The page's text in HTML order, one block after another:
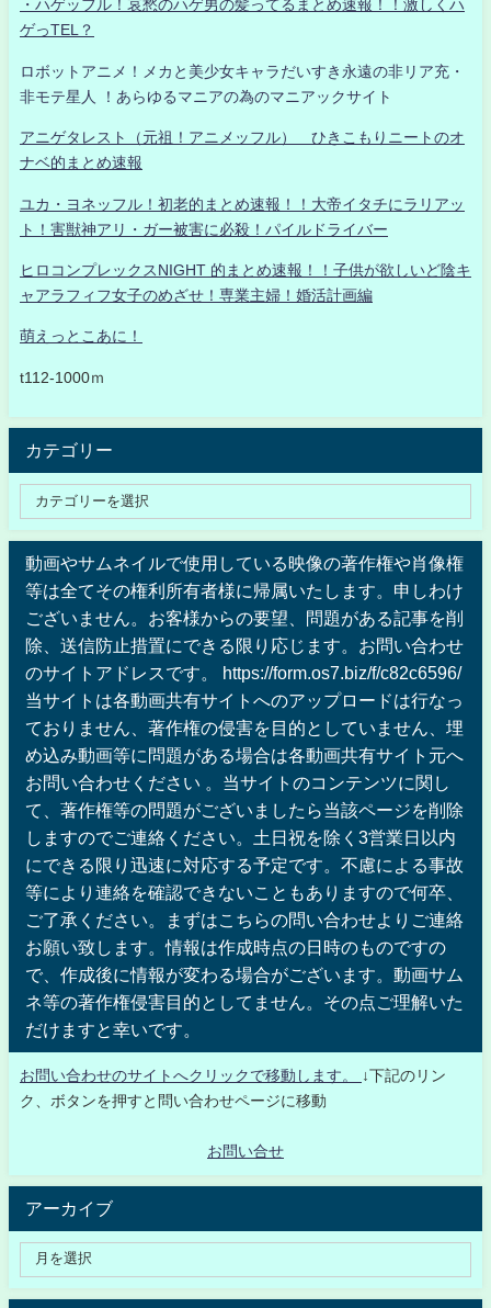
・ハゲッフル！哀愁のハゲ男の髪ってるまとめ速報！！激しくハ
ゲっTEL？
ロボットアニメ！メカと美少女キャラだいすき永遠の非リア充・
非モテ星人 ！あらゆるマニアの為のマニアックサイト
アニゲタレスト（元祖！アニメッフル） ひきこもりニートのオ
ナベ的まとめ速報
ユカ・ヨネッフル！初老的まとめ速報！！大帝イタチにラリアッ
ト！害獣神アリ・ガー被害に必殺！パイルドライバー
ヒロコンプレックスNIGHT 的まとめ速報！！子供が欲しいど陰キ
ャアラフィフ女子のめざせ！専業主婦！婚活計画編
萌えっとこあに！
t112-1000ｍ
カテゴリー
動画やサムネイルで使用している映像の著作権や肖像権
等は全てその権利所有者様に帰属いたします。申しわけ
ございません。お客様からの要望、問題がある記事を削
除、送信防止措置にできる限り応じます。お問い合わせ
のサイトアドレスです。 https://form.os7.biz/f/c82c6596/
当サイトは各動画共有サイトへのアップロードは行なっ
ておりません、著作権の侵害を目的としていません、埋
め込み動画等に問題がある場合は各動画共有サイト元へ
お問い合わせください 。当サイトのコンテンツに関し
て、著作権等の問題がございましたら当該ページを削除
しますのでご連絡ください。土日祝を除く3営業日以内
にできる限り迅速に対応する予定です。不慮による事故
等により連絡を確認できないこともありますので何卒、
ご了承ください。まずはこちらの問い合わせよりご連絡
お願い致します。情報は作成時点の日時のものですの
で、作成後に情報が変わる場合がございます。動画サム
ネ等の著作権侵害目的としてません。その点ご理解いた
だけますと幸いです。
お問い合わせのサイトへクリックで移動します。
↓下記のリン
ク、ボタンを押すと問い合わせページに移動
お問い合せ
アーカイブ